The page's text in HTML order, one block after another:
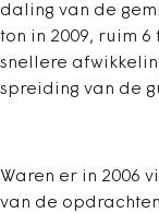
daling van de
ton in 2009, ruim 6
snellere
spreiding van de
Waren er in 2006
van de